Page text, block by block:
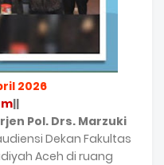
2026
||
Pol. Drs. Marzuki
Dekan Fakultas
Aceh di ruang